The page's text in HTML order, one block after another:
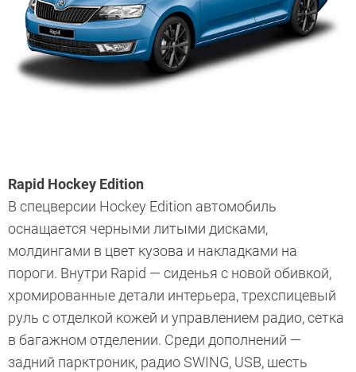
Rapid Hockey Edition
В спецверсии Hockey Edition автомобиль
оснащается черными литыми дисками,
молдингами в цвет кузова и накладками на
пороги. Внутри Rapid — сиденья с новой обивкой,
хромированные детали интерьера, трехспицевый
руль с отделкой кожей и управлением радио, сетка
в багажном отделении. Среди дополнений —
задний парктроник, радио SWING, USB, шесть